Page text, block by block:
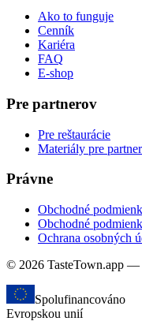
Ako to funguje
Cenník
Kariéra
FAQ
E-shop
Pre partnerov
Pre reštaurácie
Materiály pre
Právne
Obchodné
Obchodné
Ochrana osobných
© 2026 TasteTown.app —
Spolufinancováno
Evropskou unií